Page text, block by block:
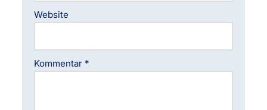
Website
Kommentar *